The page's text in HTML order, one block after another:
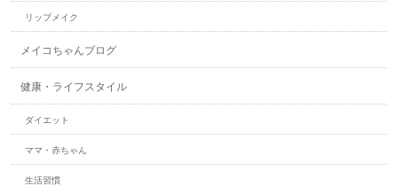
リップメイク
メイコちゃんブログ
健康・ライフスタイル
ダイエット
ママ・赤ちゃん
生活習慣